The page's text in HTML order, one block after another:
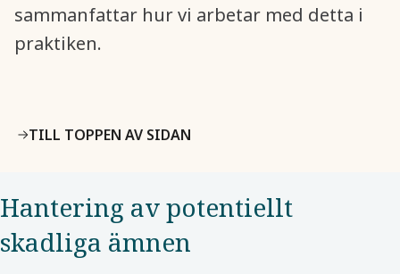
sammanfattar hur vi arbetar med detta i
praktiken.
TILL TOPPEN AV SIDAN
Hantering av potentiellt
skadliga ämnen